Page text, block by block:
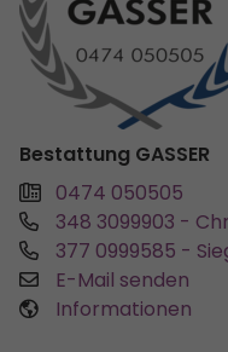
Bestattung GASSER
0474 050505
348 3099903 -
377 0999585 -
E-Mail senden
Informationen